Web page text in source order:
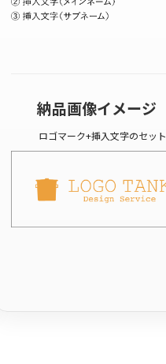
納品画像イメージ
ロゴマーク+挿入文字のセット